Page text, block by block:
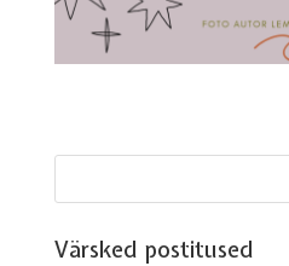
Värsked postitused